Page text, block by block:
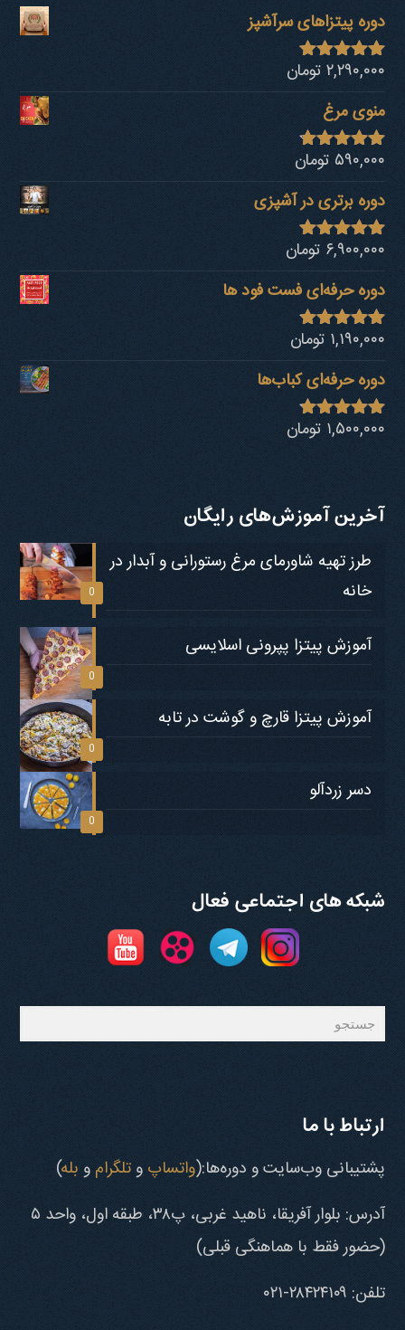
دوره پیتزاهای سرآشپز
نمره4.94
از 5
۲,۲۹۰,۰۰۰ تومان
منوی مرغ
نمره4.68
از 5
۵۹۰,۰۰۰ تومان
دوره برتری در آشپزی
نمره4.92
از 5
۶,۹۰۰,۰۰۰ تومان
دوره حرفه‌ای فست فود ها
نمره4.80
از 5
۱,۱۹۰,۰۰۰ تومان
دوره حرفه‌ای کباب‎‌ها
نمره4.73
۱,۵۰۰,۰۰۰ تومان
آخرین آموزش‌های رایگان
0
طرز تهیه شاورمای مرغ رستورانی و آبدار در
خانه
0
آموزش پیتزا پپرونی اسلایسی
0
آموزش پیتزا قارچ و گوشت در تابه
0
دسر زردآلو
شبکه های اجتماعی فعال
جستجو
ارتباط با ما
پشتیبانی وب‌سایت و دوره‌ها:(واتساپ وتلگرام و بله)
آدرس: بلوار آفریقا، ناهید غربی، پ۳۸، طبقه اول، واحد ۵
(حضور فقط با هماهنگی قبلی)
تلفن: ۲۸۴۲۴۱۰۹-۰۲۱